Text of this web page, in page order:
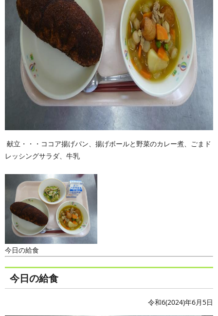
献立・・・ココア揚げパン、揚げボールと野菜のカレー煮、ごまド
レッシングサラダ、牛乳
今日の給食
今日の給食
令和6(2024)年6月5日